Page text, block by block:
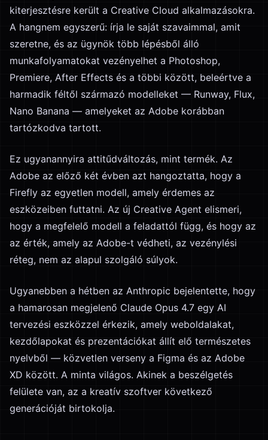
kiterjesztésre került a Creative Cloud alkalmazásokra.
A hangnem egyszerű: írja le saját szavaimmal, amit
szeretne, és az ügynök több lépésből álló
munkafolyamatokat vezényelhet a Photoshop,
Premiere, After Effects és a többi között, beleértve a
harmadik féltől származó modelleket — Runway, Flux,
Nano Banana — amelyeket az Adobe korábban
tartózkodva tartott.
Ez ugyanannyira attitűdváltozás, mint termék. Az
Adobe az előző két évben azt hangoztatta, hogy a
Firefly az egyetlen modell, amely érdemes az
eszközeiben futtatni. Az új Creative Agent elismeri,
hogy a megfelelő modell a feladattól függ, és hogy az
az érték, amely az Adobe-t védheti, az vezénylési
réteg, nem az alapul szolgáló súlyok.
Ugyanebben a hétben az Anthropic bejelentette, hogy
a hamarosan megjelenő Claude Opus 4.7 egy AI
tervezési eszközzel érkezik, amely weboldalakat,
kezdőlapokat és prezentációkat állít elő természetes
nyelvből — közvetlen verseny a Figma és az Adobe
XD között. A minta világos. Akinek a beszélgetés
felülete van, az a kreatív szoftver következő
generációját birtokolja.